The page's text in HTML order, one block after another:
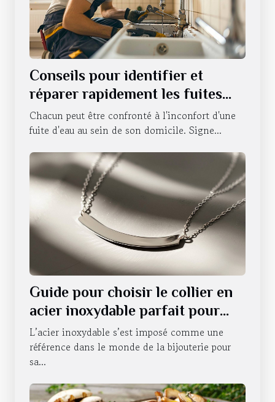
Conseils pour identifier et
réparer rapidement les fuites
d'eau
Chacun peut être confronté à l'inconfort d'une
fuite d'eau au sein de son domicile. Signe...
Guide pour choisir le collier en
acier inoxydable parfait pour
chaque occasion
L’acier inoxydable s’est imposé comme une
référence dans le monde de la bijouterie pour
sa...